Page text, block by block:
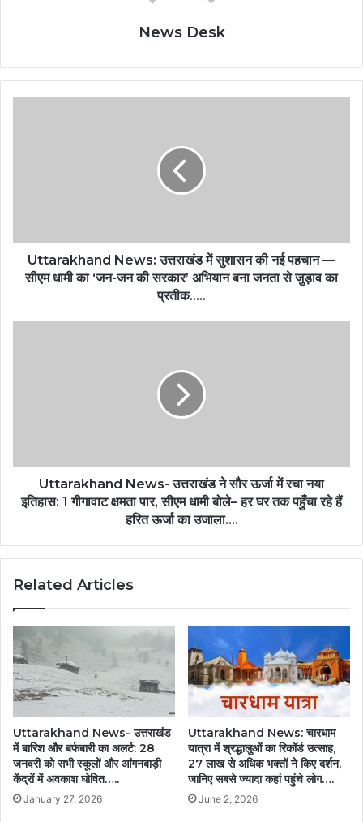
News Desk
Uttarakhand News: उत्तराखंड में सुशासन की नई पहचान —
सीएम धामी का ‘जन-जन की सरकार’ अभियान बना जनता से जुड़ाव का
प्रतीक…..
Uttarakhand News- उत्तराखंड ने सौर ऊर्जा में रचा नया
इतिहास: 1 गीगावाट क्षमता पार, सीएम धामी बोले– हर घर तक पहुँचा रहे हैं
हरित ऊर्जा का उजाला….
Related Articles
Uttarakhand News- उत्तराखंड
में बारिश और बर्फबारी का अलर्ट: 28
जनवरी को सभी स्कूलों और आंगनबाड़ी
केंद्रों में अवकाश घोषित…..
January 27, 2026
Uttarakhand News: चारधाम
यात्रा में श्रद्धालुओं का रिकॉर्ड उत्साह,
27 लाख से अधिक भक्तों ने किए दर्शन,
जानिए सबसे ज्यादा कहां पहुंचे लोग….
June 2, 2026